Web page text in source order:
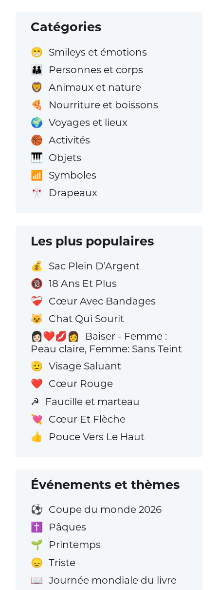
Catégories
😁 Smileys et émotions
👪 Personnes et corps
🦁 Animaux et nature
🍕 Nourriture et boissons
🌍 Voyages et lieux
🏀 Activités
🎹 Objets
📶 Symboles
🎌 Drapeaux
Les plus populaires
💰 Sac Plein D’Argent
🔞 18 Ans Et Plus
❤️‍🩹 Cœur Avec Bandages
😺 Chat Qui Sourit
👩🏻‍❤️‍💋‍👩
Baiser - Femme :
Peau claire, Femme: Sans Teint
🫡 Visage Saluant
❤️ Cœur Rouge
☭ Faucille et marteau
💘 Cœur Et Flèche
👍 Pouce Vers Le Haut
Événements et thèmes
⚽ Coupe du monde 2026
✝️ Pâques
🌱 Printemps
😞 Triste
📖 Journée mondiale du livre